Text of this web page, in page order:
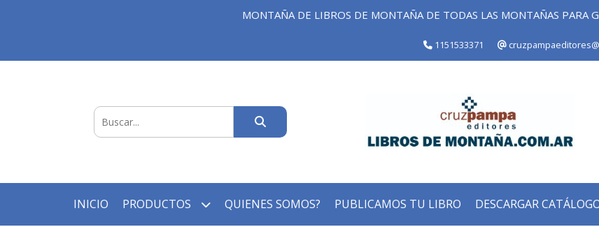
MONTAÑA DE LIBROS DE MONTAÑA DE TODAS LAS MONTAÑAS PARA
1151533371
INICIO PRODUCTOS QUIENES SOMOS? PUBLICAMOS TU LIBRO DESCARGAR